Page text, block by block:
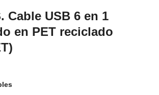
Cable USB 6 en 1
en PET reciclado